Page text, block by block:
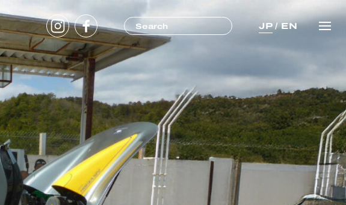
JP/EN